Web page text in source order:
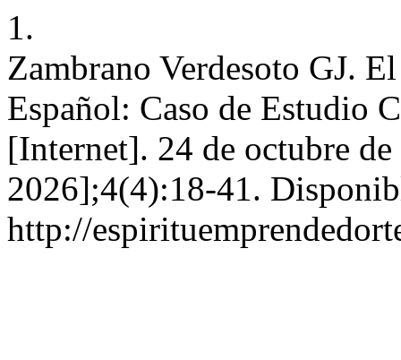
1.
Zambrano Verdesoto GJ.
Español: Caso de Estudio
[Internet]. 24 de octubre
2026];4(4):18-41.
http://